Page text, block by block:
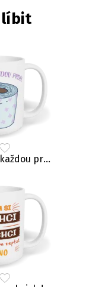
líbit
Jsem pro každou prdel